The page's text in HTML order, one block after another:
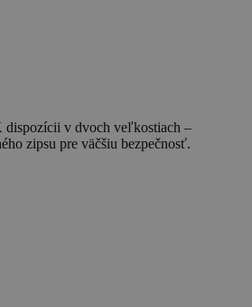
dispozícii v dvoch veľkostiach –
zipsu pre väčšiu bezpečnosť.